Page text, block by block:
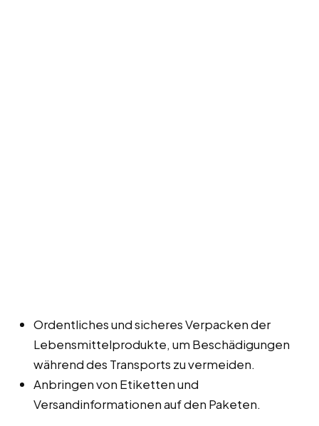
Ordentliches und sicheres Verpacken der
Lebensmittelprodukte, um Beschädigungen
während des Transports zu vermeiden.
Anbringen von Etiketten und
Versandinformationen auf den Paketen.